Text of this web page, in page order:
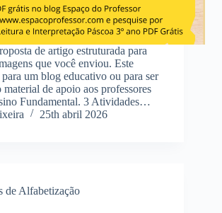
de artigo estruturada para
que você enviou. Este
um blog educativo ou para ser
de apoio aos professores
Fundamental. 3 Atividades…
25th abril 2026
de Alfabetização